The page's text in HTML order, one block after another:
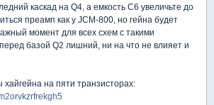
каскад на Q4, а емкость С6 увеличьте до
преамп как у JCM-800, но гейна будет
момент для всех схем с такими
базой Q2 лишний, ни на что не влияет и
на пяти транзисторах: